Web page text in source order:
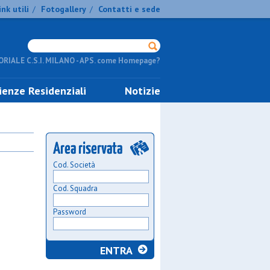
utili / Fotogallery / Contatti e sede
C.S.I. MILANO - APS. come Homepage?
Residenziali Notizie
Cod. Società
Cod. Squadra
Password